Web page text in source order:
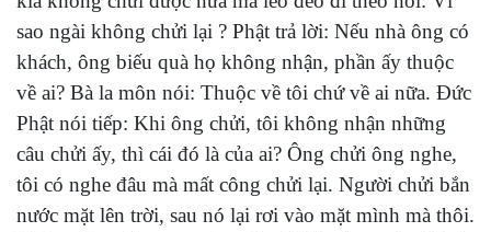
sao ngài không chửi lại ? Phật trả lời: Nếu nhà ông có
khách, ông biếu quà họ không nhận, phần ấy thuộc
về ai? Bà la môn nói: Thuộc về tôi chứ về ai nữa. Đức
Phật nói tiếp: Khi ông chửi, tôi không nhận những
câu chửi ấy, thì cái đó là của ai? Ông chửi ông nghe,
tôi có nghe đâu mà mất công chửi lại. Người chửi bắn
nước mặt lên trời, sau nó lại rơi vào mặt mình mà thôi.